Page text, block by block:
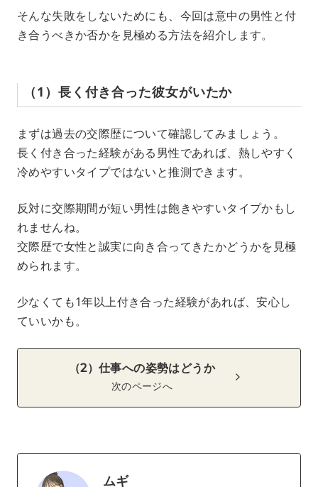
そんな失敗をしないためにも、今回は意中の男性と付
き合うべきか否かを見極める方法を紹介します。
（1）長く付き合った彼女がいたか
まずは過去の交際歴について確認してみましょう。
長く付き合った経験がある男性であれば、熱しやすく
冷めやすいタイプではないと推測できます。
反対に交際期間が短い男性は飽きやすいタイプかもし
れませんね。
交際歴で女性と誠実に向き合ってきたかどうかを見極
められます。
少なくても1年以上付き合った経験があれば、安心し
ていいかも。
（2）仕事への姿勢はどうか
次のページへ
ムギ